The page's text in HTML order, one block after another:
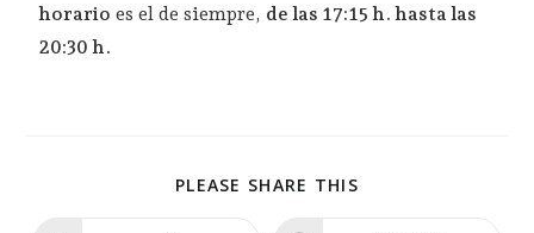
horario es el de siempre, de las 17:15 h. hasta las
20:30 h.
PLEASE SHARE THIS